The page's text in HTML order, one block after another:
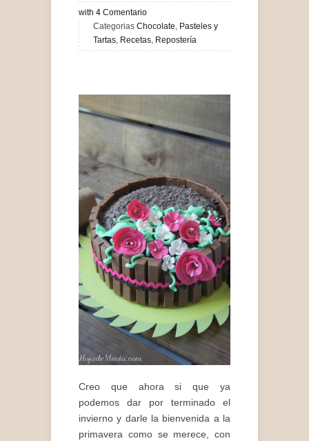
with 4 Comentario
Categorias Chocolate, Pasteles y
Tartas, Recetas, Repostería
Creo que ahora si que ya
podemos dar por terminado el
invierno y darle la bienvenida a la
primavera como se merece, con